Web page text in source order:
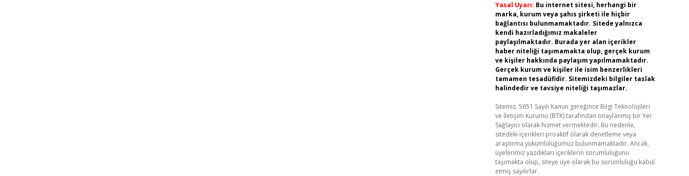
Yasal Uyarı: Bu internet sitesi, herhangi bir
marka, kurum veya şahıs şirketi ile hiçbir
bağlantısı bulunmamaktadır. Sitede yalnızca
kendi hazırladığımız makaleler
paylaşılmaktadır. Burada yer alan içerikler
haber niteliği taşımamakta olup, gerçek kurum
ve kişiler hakkında paylaşım yapılmamaktadır.
Gerçek kurum ve kişiler ile isim benzerlikleri
tamamen tesadüfidir. Sitemizdeki bilgiler taslak
halindedir ve tavsiye niteliği taşımazlar.
Sitemiz, 5651 Sayılı Kanun gereğince Bilgi Teknolojileri
ve İletişim Kurumu (BTK) tarafından onaylanmış bir Yer
Sağlayıcı olarak hizmet vermektedir. Bu nedenle,
sitedeki içerikleri proaktif olarak denetleme veya
araştırma yükümlülüğümüz bulunmamaktadır. Ancak,
üyelerimiz yazdıkları içeriklerin sorumluluğunu
taşımakta olup, siteye üye olarak bu sorumluluğu kabul
etmiş sayılırlar.